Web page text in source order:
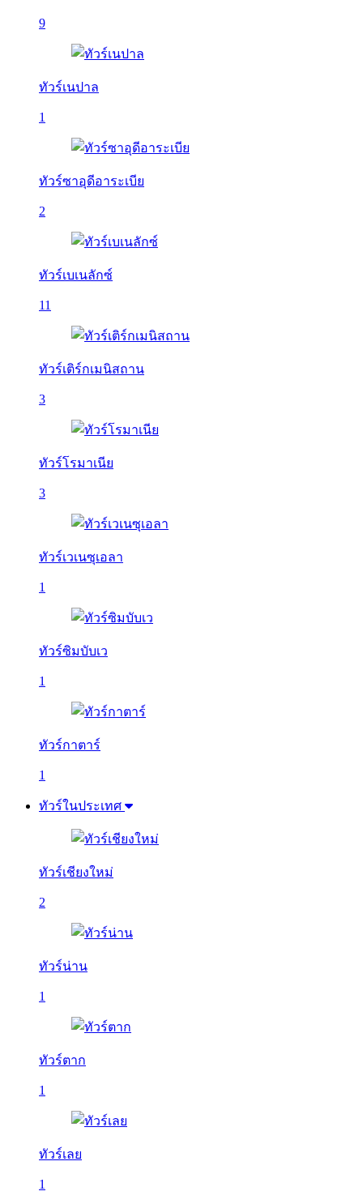
9
ทัวร์เนปาล
1
ทัวร์ซาอุดีอาระเบีย
2
ทัวร์เบเนลักซ์
11
ทัวร์เติร์กเมนิสถาน
3
ทัวร์โรมาเนีย
3
ทัวร์เวเนซุเอลา
1
ทัวร์ซิมบับเว
1
ทัวร์กาตาร์
1
ทัวร์ในประเทศ
ทัวร์เชียงใหม่
2
ทัวร์น่าน
1
ทัวร์ตาก
1
ทัวร์เลย
1